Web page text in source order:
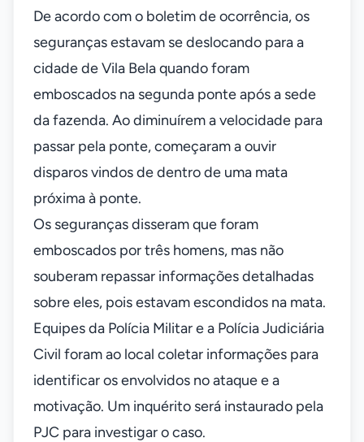
De acordo com o boletim de ocorrência, os
seguranças estavam se deslocando para a
cidade de Vila Bela quando foram
emboscados na segunda ponte após a sede
da fazenda. Ao diminuírem a velocidade para
passar pela ponte, começaram a ouvir
disparos vindos de dentro de uma mata
próxima à ponte.
Os seguranças disseram que foram
emboscados por três homens, mas não
souberam repassar informações detalhadas
sobre eles, pois estavam escondidos na mata.
Equipes da Polícia Militar e a Polícia Judiciária
Civil foram ao local coletar informações para
identificar os envolvidos no ataque e a
motivação. Um inquérito será instaurado pela
PJC para investigar o caso.